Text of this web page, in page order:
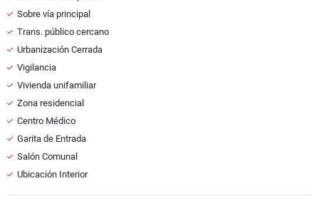
Sobre vía principal
Trans. público cercano
Urbanización Cerrada
Vigilancia
Vivienda unifamiliar
Zona residencial
Centro Médico
Garita de Entrada
Salón Comunal
Ubicación Interior